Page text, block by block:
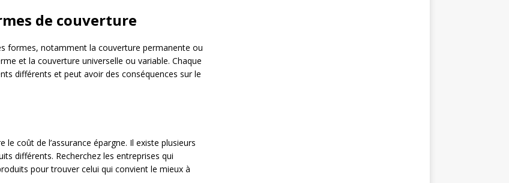
de couverture
formes, notamment la couverture permanente ou
et la couverture universelle ou variable. Chaque
différents et peut avoir des conséquences sur le
coût de l’assurance épargne. Il existe plusieurs
différents. Recherchez les entreprises qui
pour trouver celui qui convient le mieux à